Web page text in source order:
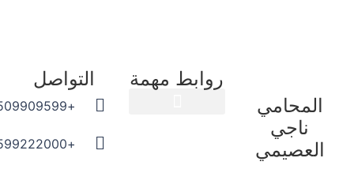
المحامي
ناجي
العصيمي
روابط مهمة التواصل